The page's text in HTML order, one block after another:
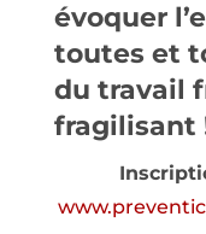
évoquer
toutes et
du travail
fragilisant